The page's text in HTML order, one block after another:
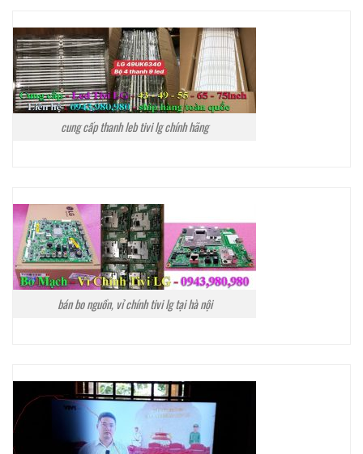
cung cấp thanh leb tivi lg chính hãng
bán bo nguồn, vỉ chính tivi lg tại hà nội